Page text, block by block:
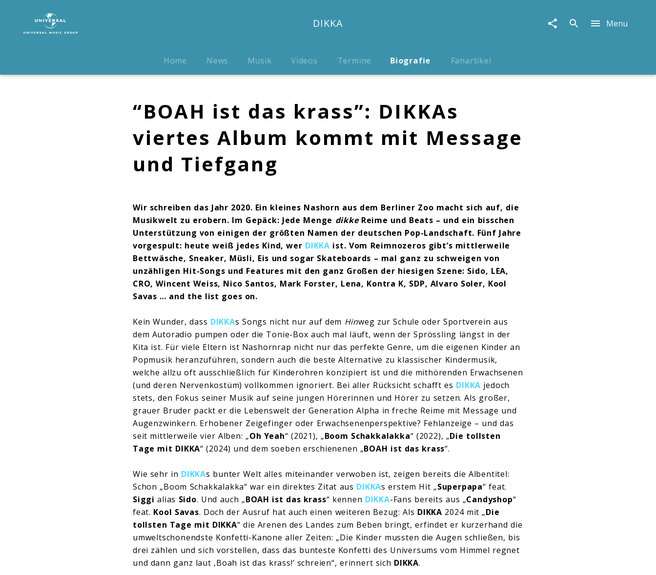
Biografie
DIKKA Menu
Home News Musik Videos Termine Biografie Fanartikel
“BOAH ist das krass”: DIKKAs
viertes Album kommt mit Message
und Tiefgang
Wir schreiben das Jahr 2020. Ein kleines Nashorn aus dem Berliner Zoo macht sich auf, die
Musikwelt zu erobern. Im Gepäck: Jede Menge dikkeReime und Beats – und ein bisschen
Unterstützung von einigen der größten Namen der deutschen Pop-Landschaft. Fünf Jahre
vorgespult: heute weiß jedes Kind, wer DIKKA ist. Vom Reimnozeros gibt’s mittlerweile
Bettwäsche, Sneaker, Müsli, Eis und sogar Skateboards – mal ganz zu schweigen von
unzähligen Hit-Songs und Features mit den ganz Großen der hiesigen Szene: Sido, LEA,
CRO, Wincent Weiss, Nico Santos, Mark Forster, Lena, Kontra K, SDP, Alvaro Soler, Kool
Savas … and the list goes on.
Kein Wunder, dass DIKKAs Songs nicht nur auf dem Hinweg zur Schule oder Sportverein aus
dem Autoradio pumpen oder die Tonie-Box auch mal läuft, wenn der Sprössling längst in der
Kita ist. Für viele Eltern ist Nashornrap nicht nur das perfekte Genre, um die eigenen Kinder an
Popmusik heranzuführen, sondern auch die beste Alternative zu klassischer Kindermusik,
welche allzu oft ausschließlich für Kinderohren konzipiert ist und die mithörenden Erwachsenen
(und deren Nervenkostüm) vollkommen ignoriert. Bei aller Rücksicht schafft es DIKKA jedoch
stets, den Fokus seiner Musik auf seine jungen Hörerinnen und Hörer zu setzen. Als großer,
grauer Bruder packt er die Lebenswelt der Generation Alpha in freche Reime mit Message und
Augenzwinkern. Erhobener Zeigefinger oder Erwachsenenperspektive? Fehlanzeige – und das
seit mittlerweile vier Alben: „Oh Yeah“ (2021), „Boom Schakkalakka“ (2022), „Die tollsten
Tage mit DIKKA“ (2024) und dem soeben erschienenen „BOAH ist das krass“.
Wie sehr in DIKKAs bunter Welt alles miteinander verwoben ist, zeigen bereits die Albentitel:
Schon „Boom Schakkalakka“ war ein direktes Zitat aus DIKKAs erstem Hit „Superpapa“ feat.
Siggi alias Sido. Und auch „BOAH ist das krass“ kennen DIKKA-Fans bereits aus „Candyshop“
feat. Kool Savas. Doch der Ausruf hat auch einen weiteren Bezug: Als DIKKA 2024 mit „Die
tollsten Tage mit DIKKA“ die Arenen des Landes zum Beben bringt, erfindet er kurzerhand die
umweltschonendste Konfetti-Kanone aller Zeiten: „Die Kinder mussten die Augen schließen, bis
drei zählen und sich vorstellen, dass das bunteste Konfetti des Universums vom Himmel regnet
und dann ganz laut ‚Boah ist das krass!‘ schreien“, erinnert sich DIKKA.